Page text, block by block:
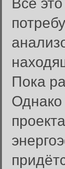
Пока
Вход в